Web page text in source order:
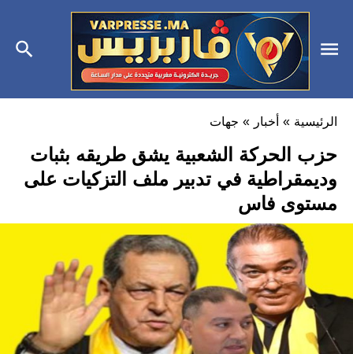
الرئيسية » أخبار » جهات
حزب الحركة الشعبية يشق طريقه بثبات
وديمقراطية في تدبير ملف التزكيات على
مستوى فاس